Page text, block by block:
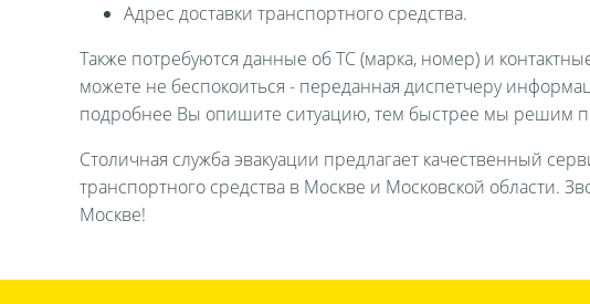
Адрес доставки транспортного средства.
Также потребуются данные об ТС (марка, номер) и
можете не беспокоиться - переданная диспетчеру
подробнее Вы опишите ситуацию, тем быстрее мы решим
Столичная служба эвакуации предлагает качественный
транспортного средства в Москве и Московской области.
Москве!